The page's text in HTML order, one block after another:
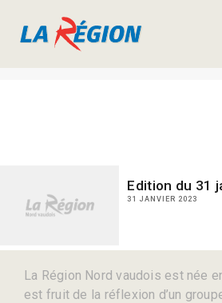
Edition du 31
31 JANVIER 2023
La Région Nord vaudois est née
est fruit de la réflexion d’un